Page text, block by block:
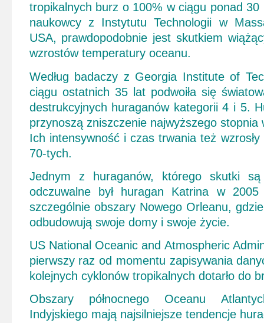
tropikalnych burz o 100% w ciągu ponad
naukowcy z Instytutu Technologii w
USA, prawdopodobnie jest skutkiem
wzrostów temperatury oceanu.
Według badaczy z Georgia Institute of
ciągu ostatnich 35 lat podwoiła się
destrukcyjnych huraganów kategorii 4 i 5.
przynoszą zniszczenie najwyższego stopnia
Ich intensywność i czas trwania też
70-tych.
Jednym z huraganów, którego skutki
odczuwalne był huragan Katrina w
szczególnie obszary Nowego Orleanu,
odbudowują swoje domy i swoje życie.
US National Oceanic and Atmospheric
pierwszy raz od momentu zapisywania
kolejnych cyklonów tropikalnych dotarło do
Obszary północnego Oceanu
Indyjskiego mają najsilniejsze tendencje